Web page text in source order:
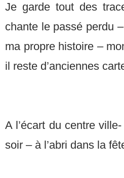
Je garde tout des
chante le passé perdu
ma propre histoire –
il reste d’anciennes
A l’écart du centre
soir – à l’abri dans la